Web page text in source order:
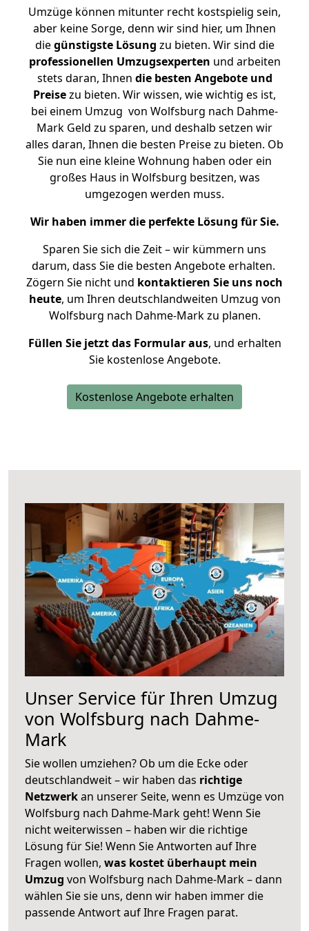
Umzüge können mitunter recht kostspielig sein,
aber keine Sorge, denn wir sind hier, um Ihnen
diegünstigste Lösung zu bieten. Wir sind die
professionellen Umzugsexperten und arbeiten
stets daran, Ihnen die besten Angebote und
Preisezu bieten. Wir wissen, wie wichtig es ist,
bei einem Umzug von Wolfsburg nach Dahme-
Mark Geld zu sparen, und deshalb setzen wir
alles daran, Ihnen die besten Preise zu bieten. Ob
Sie nun eine kleine Wohnung haben oder ein
großes Haus in Wolfsburg besitzen, was
umgezogen werden muss.
Wir haben immer die perfekte Lösung für Sie.
Sparen Sie sich die Zeit – wir kümmern uns
darum, dass Sie die besten Angebote erhalten.
Zögern Sie nicht und kontaktieren Sie uns noch
heute, um Ihren deutschlandweiten Umzug von
Wolfsburg nach Dahme-Mark zu planen.
Füllen Sie jetzt das Formular aus, und erhalten
Sie kostenlose Angebote.
Kostenlose Angebote erhalten
Unser Service für Ihren Umzug
von Wolfsburg nach Dahme-
Mark
Sie wollen umziehen? Ob um die Ecke oder
deutschlandweit – wir haben das richtige
Netzwerkan unserer Seite, wenn es Umzüge von
Wolfsburg nach Dahme-Mark geht! Wenn Sie
nicht weiterwissen – haben wir die richtige
Lösung für Sie! Wenn Sie Antworten auf Ihre
Fragen wollen, was kostet überhaupt mein
Umzug von Wolfsburg nach Dahme-Mark – dann
wählen Sie sie uns, denn wir haben immer die
passende Antwort auf Ihre Fragen parat.